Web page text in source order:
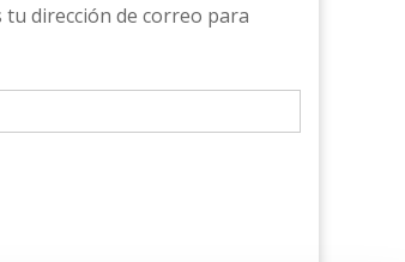
dirección de correo para